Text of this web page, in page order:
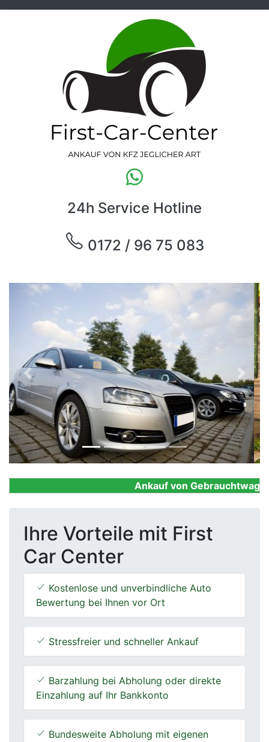
24h Service Hotline
0172 / 96 75 083
Previous Next
Ankauf von
Ihre Vorteile mit First
Car Center
Kostenlose und unverbindliche Auto
Bewertung bei Ihnen vor Ort
Stressfreier und schneller Ankauf
Barzahlung bei Abholung oder direkte
Einzahlung auf Ihr Bankkonto
Bundesweite Abholung mit eigenen